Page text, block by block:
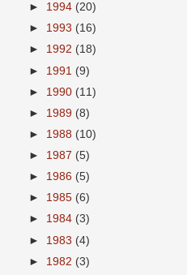
► 1994 (20)
► 1993 (16)
► 1992 (18)
► 1991 (9)
► 1990 (11)
► 1989 (8)
► 1988 (10)
► 1987 (5)
► 1986 (5)
► 1985 (6)
► 1984 (3)
► 1983 (4)
► 1982 (3)